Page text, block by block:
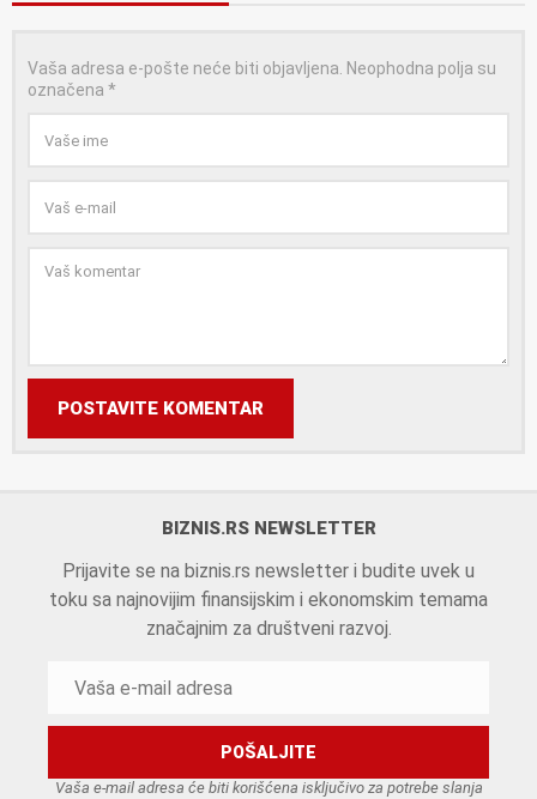
Vaša adresa e-pošte neće biti objavljena. Neophodna polja su
označena *
POSTAVITE KOMENTAR
BIZNIS.RS NEWSLETTER
Prijavite se na biznis.rs newsletter i budite uvek u
toku sa najnovijim finansijskim i ekonomskim temama
značajnim za društveni razvoj.
Vaša e-mail adresa će biti korišćena isključivo za potrebe slanja